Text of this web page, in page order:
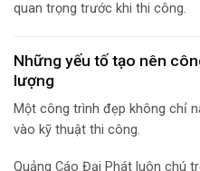
quan trọng trước khi thi công.
Những yếu tố tạo nên
lượng
Một công trình đẹp không chỉ
vào kỹ thuật thi công.
Quảng Cáo Đại Phát luôn chú